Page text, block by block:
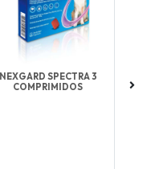
NEXGARD SPECTRA 3
COMPRIMIDOS